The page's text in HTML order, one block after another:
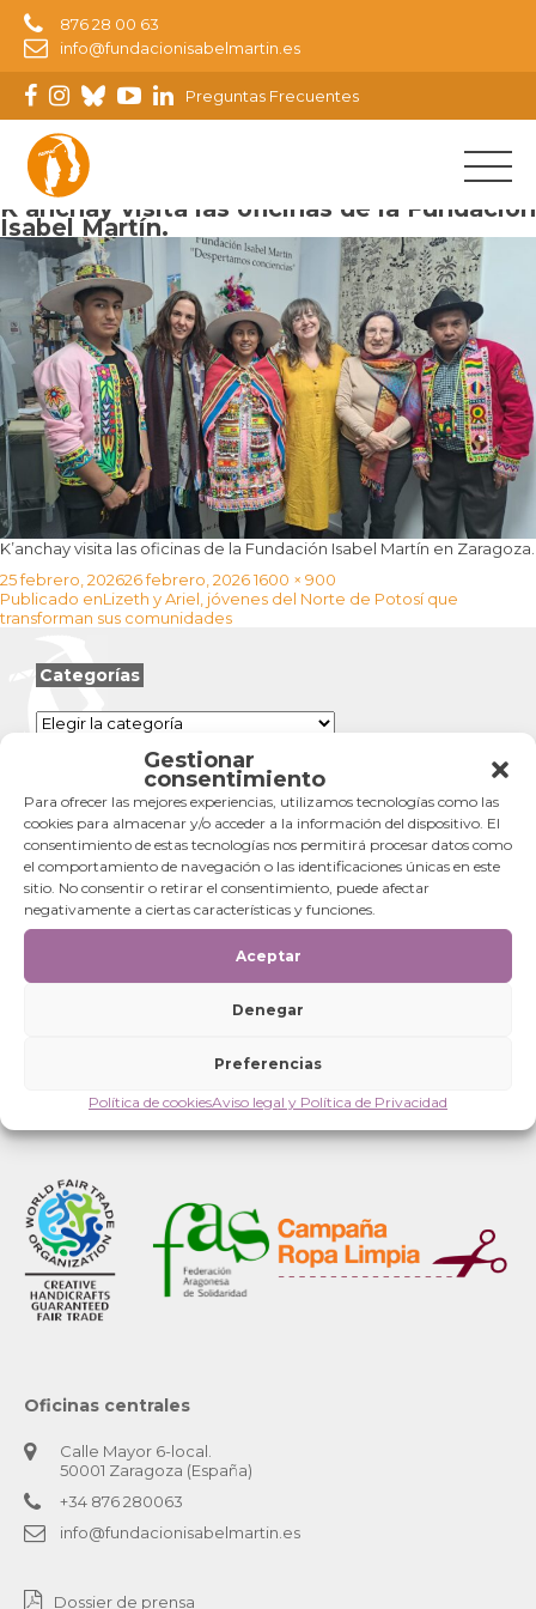
Gestionar
consentimiento
Para ofrecer las mejores experiencias, utilizamos tecnologías como las
cookies para almacenar y/o acceder a la información del dispositivo. El
consentimiento de estas tecnologías nos permitirá procesar datos como
el comportamiento de navegación o las identificaciones únicas en este
sitio. No consentir o retirar el consentimiento, puede afectar
negativamente a ciertas características y funciones.
Aceptar
Denegar
Preferencias
Política de cookiesAviso legal y Política de Privacidad
876 28 00 63
info@fundacionisabelmartin.es
Preguntas Frecuentes
Imagen siguiente
K’anchay visita las oficinas de la Fundación
Isabel Martín.
K’anchay visita las oficinas de la Fundación Isabel Martín en Zaragoza.
Publicado
el
25 febrero, 202626 febrero, 2026Tamaño
completo
1600 × 900
Navegación
de
Publicado enLizeth y Ariel, jóvenes del Norte de Potosí que
transforman sus comunidades
Categorías
Categorías
Oficinas centrales
Calle Mayor 6-local.
50001 Zaragoza (España)
+34 876 280063
info@fundacionisabelmartin.es
Dossier de prensa